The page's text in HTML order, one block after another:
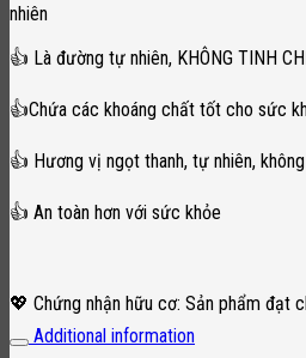
nhiên
👍 Là đường tự nhiên, KHÔNG TINH
👍Chứa các khoáng chất tốt cho sức
👍 Hương vị ngọt thanh, tự nhiên,
👍 An toàn hơn với sức khỏe
💖 Chứng nhận hữu cơ: Sản phẩm đạt
Additional information